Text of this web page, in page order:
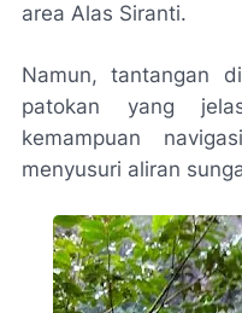
area Alas Siranti.
Namun, tantangan
patokan yang
kemampuan
menyusuri aliran